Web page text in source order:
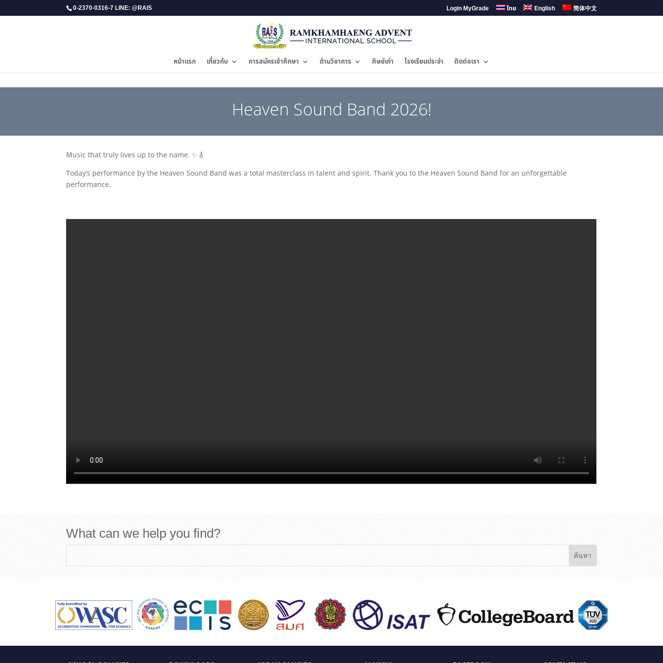
0-2370-0316-7 LINE: @RAIS Login MyGrade ไทย English 简体中文
หน้าแรก เกี่ยวกับ การสมัครเข้าศึกษา ด้านวิชาการ ศิษย์เก่า โรงเรียนประจำ ติดต่อเรา
Heaven Sound Band 2026!
​Music that truly lives up to the name. ✨🎸
Today’s performance by the Heaven Sound Band was a total masterclass in talent and spirit. Thank you to the Heaven Sound Band for an unforgettable
performance.
What can we help you find?